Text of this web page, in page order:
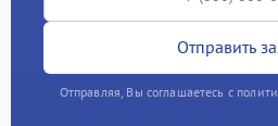
Отправить
Отправляя, Вы соглашаетесь с